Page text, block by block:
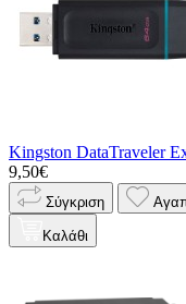
Kingston DataTraveler
9,50€
Σύγκριση
Καλάθι